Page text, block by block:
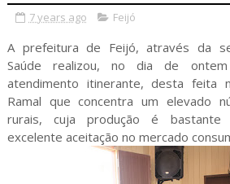
7 years ago Feijó
A prefeitura de Feijó, através da
Saúde realizou, no dia de
atendimento itinerante, desta feita
Ramal que concentra um elevado
rurais, cuja produção é bastante
excelente aceitação no mercado